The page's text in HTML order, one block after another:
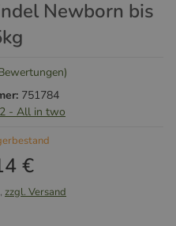
Newborn bis
751784
- All in two
€
zzgl. Versand